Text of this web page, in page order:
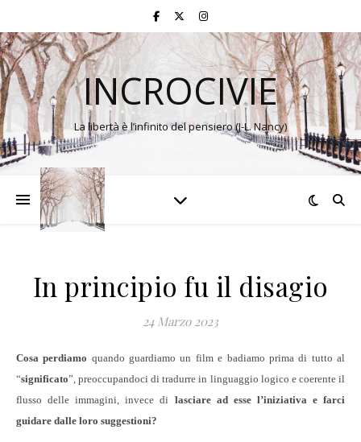
INCROCIVIE
La libertà è l’infinito del pensiero (J-L. Nancy)
In principio fu il disagio
24 Marzo 2023
Cosa perdiamo quando guardiamo un film e badiamo prima di tutto al
“significato”, preoccupandoci di tradurre in linguaggio logico e coerente il
flusso delle immagini, invece di lasciare ad esse l’iniziativa e farci
guidare dalle loro suggestioni?